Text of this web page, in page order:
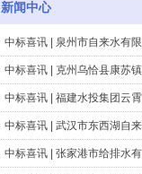
新闻中心
中标喜讯 | 泉州市自来水有
中标喜讯 | 克州乌恰县康苏
中标喜讯 | 福建水投集团云
中标喜讯 | 武汉市东西湖自
中标喜讯 | 张家港市给排水